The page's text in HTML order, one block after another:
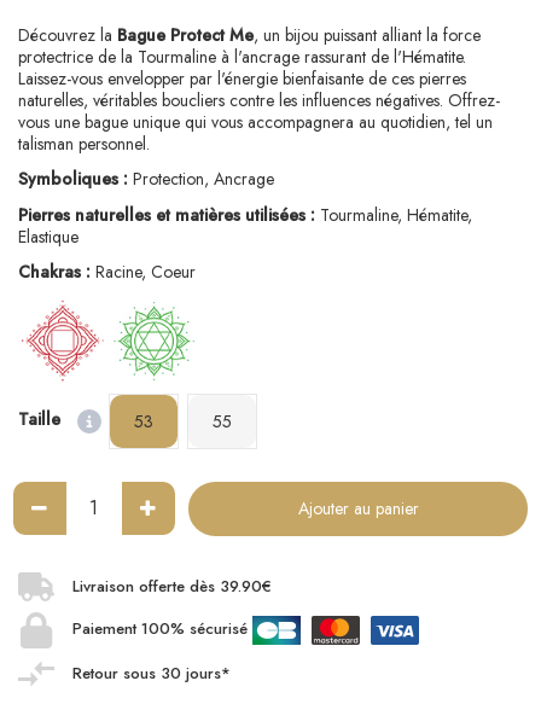
Découvrez la Bague Protect Me, un bijou puissant alliant la force
protectrice de la Tourmaline à l'ancrage rassurant de l'Hématite.
Laissez-vous envelopper par l'énergie bienfaisante de ces pierres
naturelles, véritables boucliers contre les influences négatives. Offrez-
vous une bague unique qui vous accompagnera au quotidien, tel un
talisman personnel.
Symboliques : Protection, Ancrage
Pierres naturelles et matières utilisées : Tourmaline, Hématite,
Elastique
Chakras : Racine, Coeur
Taille 53 55
Ajouter au panier
Livraison offerte dès 39.90€
Paiement 100% sécurisé
Retour sous 30 jours*